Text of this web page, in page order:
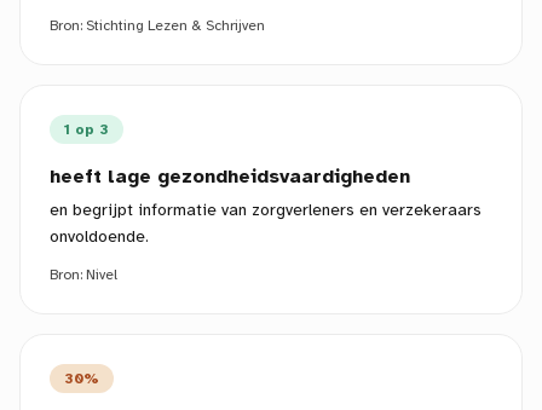
Bron: Stichting Lezen & Schrijven
1 op 3
heeft lage gezondheidsvaardigheden
en begrijpt informatie van zorgverleners en verzekeraars
onvoldoende.
Bron: Nivel
30%